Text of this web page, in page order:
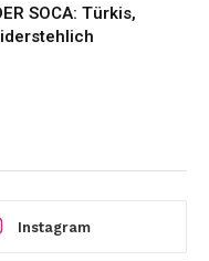
SOCA: Türkis,
Instagram